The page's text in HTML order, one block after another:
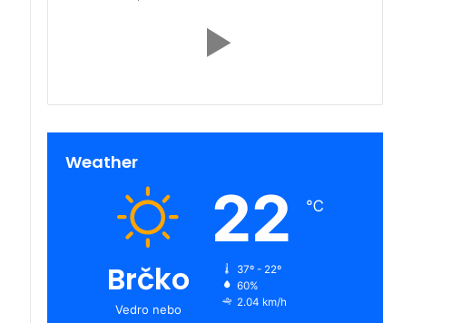
Weather
Brčko
Vedro nebo
22 ℃
37º - 22º
60%
2.04 km/h